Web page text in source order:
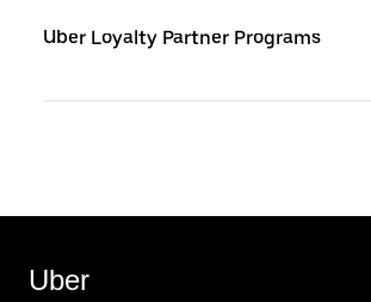
Uber Loyalty Partner Programs
Uber